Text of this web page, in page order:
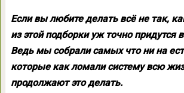
Если вы любите делать всё не так,
из этой подборки уж точно придутся
Ведь мы собрали самых что ни на
которые как ломали систему всю
продолжают это делать.